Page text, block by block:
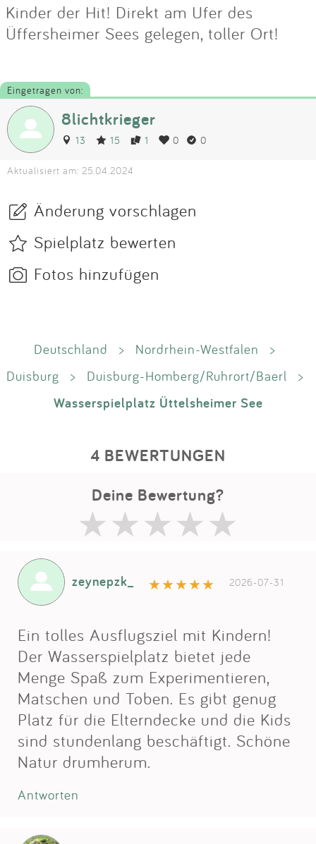
Kinder der Hit! Direkt am Ufer des
Üffersheimer Sees gelegen, toller Ort!
Eingetragen von:
8lichtkrieger
13 15 1 0 0
Aktualisiert am: 25.04.2024
Änderung vorschlagen
Spielplatz bewerten
Fotos hinzufügen
Deutschland > Nordrhein-Westfalen
>
Duisburg
> Duisburg-Homberg/Ruhrort/Baerl >
Wasserspielplatz Üttelsheimer See
4 BEWERTUNGEN
Deine Bewertung?
zeynepzk_ 2026-07-31
Ein tolles Ausflugsziel mit Kindern!
Der Wasserspielplatz bietet jede
Menge Spaß zum Experimentieren,
Matschen und Toben. Es gibt genug
Platz für die Elterndecke und die Kids
sind stundenlang beschäftigt. Schöne
Natur drumherum.
Antworten